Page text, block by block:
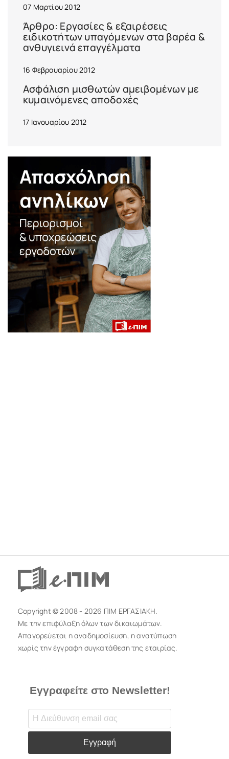
07 Μαρτίου 2012
Άρθρο: Εργασίες & εξαιρέσεις
ειδικοτήτων υπαγόμενων στα βαρέα &
ανθυγιεινά επαγγέλματα
16 Φεβρουαρίου 2012
Ασφάλιση μισθωτών αμειβομένων με
κυμαινόμενες αποδοχές
17 Ιανουαρίου 2012
Copyright © 2008 - 2026 ΠΙΜ ΕΡΓΑΣΙΑΚΗ.
Με την επιφύλαξη όλων των δικαιωμάτων.
Απαγορεύεται η αναδημοσίευση, η ανατύπωση
χωρίς την έγγραφη συγκατάθεση της εταιρίας.
Εγγραφείτε στο Newsletter!
Εγγραφή